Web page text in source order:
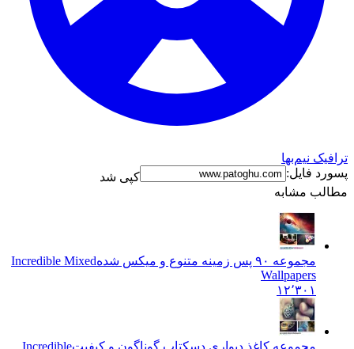
ترافیک نیم‌بها
پسورد فایل:
کپی شد
مطالب مشابه
مجموعه ۹۰ پس زمینه متنوع و میکس شده
Incredible Mixed
Wallpapers
۱۲٬۳۰۱